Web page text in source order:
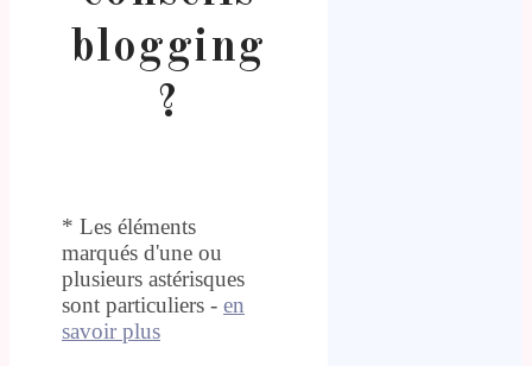
blogging
?
* Les éléments
marqués d'une ou
plusieurs astérisques
sont particuliers - en
savoir plus